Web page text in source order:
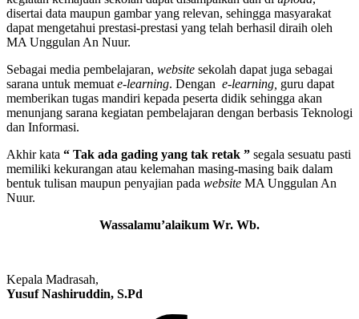
disertai data maupun gambar yang relevan, sehingga masyarakat
dapat mengetahui prestasi-prestasi yang telah berhasil diraih oleh
MA Unggulan An Nuur.
Sebagai media pembelajaran, website sekolah dapat juga sebagai
sarana untuk memuat e-learning. Dengan e-learning, guru dapat
memberikan tugas mandiri kepada peserta didik sehingga akan
menunjang sarana kegiatan pembelajaran dengan berbasis Teknologi
dan Informasi.
Akhir kata “ Tak ada gading yang tak retak ” segala sesuatu pasti
memiliki kekurangan atau kelemahan masing-masing baik dalam
bentuk tulisan maupun penyajian pada website MA Unggulan An
Nuur.
Wassalamu’alaikum Wr. Wb.
Kepala Madrasah,
Yusuf Nashiruddin, S.Pd